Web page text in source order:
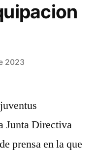
2023
Junta Directiva
prensa en la que